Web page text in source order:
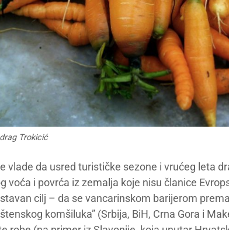
Trokicić
vlade da usred turističke sezone i vrućeg leta
voća i povrća iz zemalja koje nisu članice
cilj – da se vancarinskom barijerom
komšiluka” (Srbija, BiH, Crna Gora i